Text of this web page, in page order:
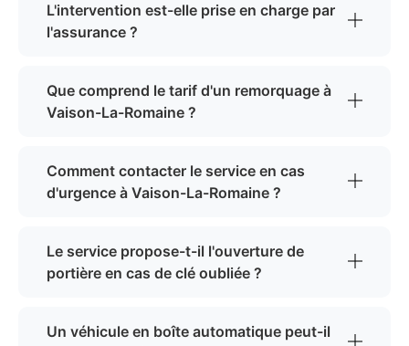
L'intervention est-elle prise en charge par
l'assurance ?
Que comprend le tarif d'un remorquage à
Vaison-La-Romaine ?
Comment contacter le service en cas
d'urgence à Vaison-La-Romaine ?
Le service propose-t-il l'ouverture de
portière en cas de clé oubliée ?
Un véhicule en boîte automatique peut-il